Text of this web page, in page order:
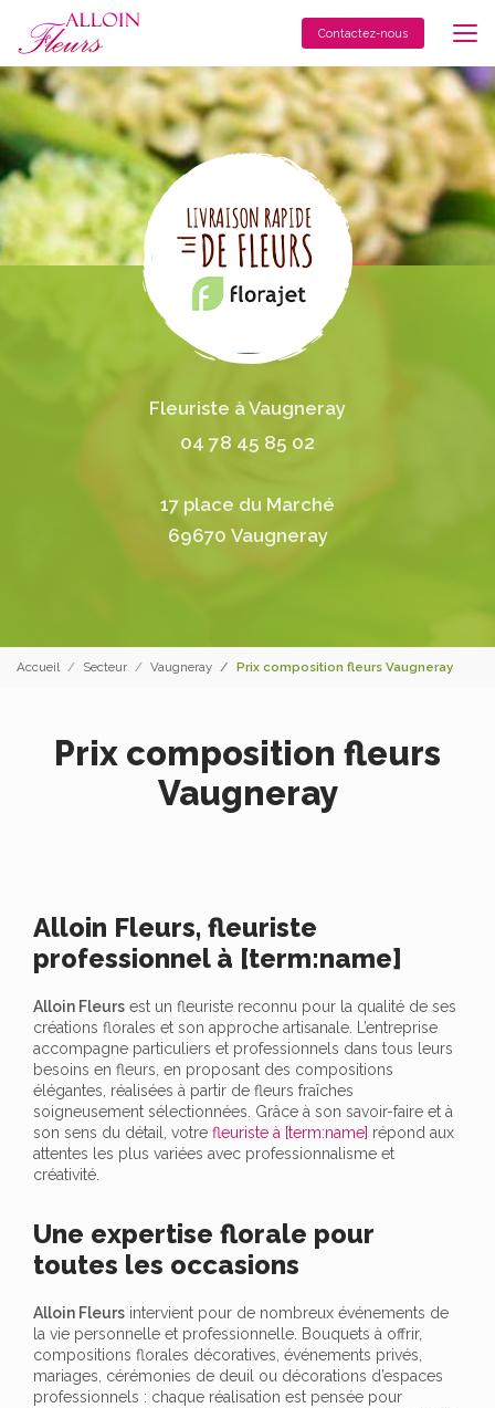
contenu
principal
Contactez-nous
Fleuriste à Vaugneray
04 78 45 85 02
17 place du Marché
69670 Vaugneray
Accueil Secteur Vaugneray Prix composition fleurs Vaugneray
Prix composition fleurs
Vaugneray
Alloin Fleurs, fleuriste
professionnel à [term:name]
Alloin Fleurs est un fleuriste reconnu pour la qualité de ses
créations florales et son approche artisanale. L’entreprise
accompagne particuliers et professionnels dans tous leurs
besoins en fleurs, en proposant des compositions
élégantes, réalisées à partir de fleurs fraîches
soigneusement sélectionnées. Grâce à son savoir-faire et à
son sens du détail, votre fleuriste à [term:name] répond aux
attentes les plus variées avec professionnalisme et
créativité.
Une expertise florale pour
toutes les occasions
Alloin Fleurs intervient pour de nombreux événements de
la vie personnelle et professionnelle. Bouquets à offrir,
compositions florales décoratives, événements privés,
mariages, cérémonies de deuil ou décorations d’espaces
professionnels : chaque réalisation est pensée pour